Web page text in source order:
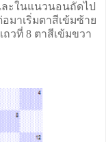
ะในแนวนอนถัดไป
มาเริ่มตาสีเข้มซ้าย
ถวที่ 8 ตาสีเข้มขวา